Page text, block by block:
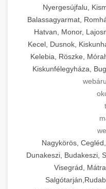
Nyergesújfalu,
Balassagyarmat,
Hatvan, Monor,
Kecel, Dusnok,
Kelebia, Röszke,
Kiskunfélegyháza,
Nagykörös,
Dunakeszi, Budakeszi,
Visegrád,